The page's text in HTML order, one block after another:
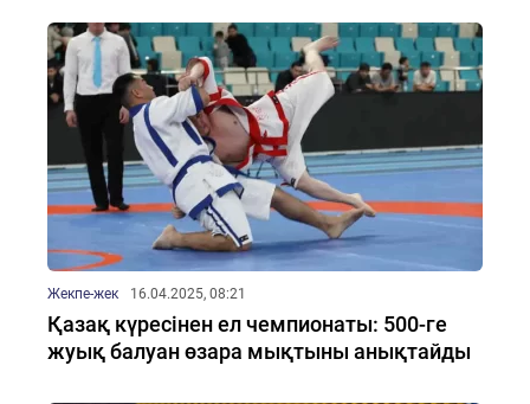
Жекпе-жек 16.04.2025, 08:21
Қазақ күресінен ел чемпионаты: 500-ге
жуық балуан өзара мықтыны анықтайды